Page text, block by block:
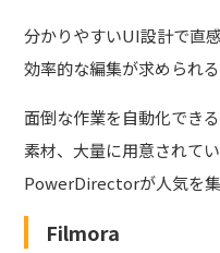
分かりやすいUI設計で直
効率的な編集が求められ
面倒な作業を自動化でき
素材、大量に用意されて
PowerDirectorが人気を集
Filmora